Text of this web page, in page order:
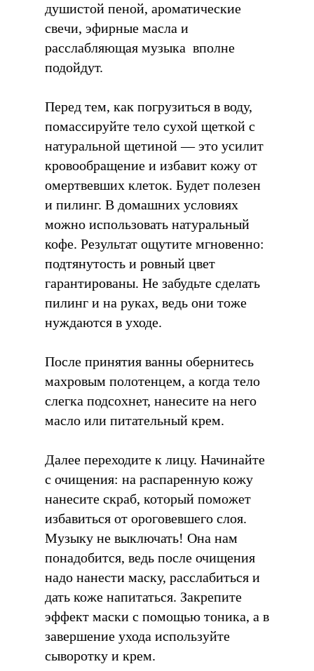
душистой пеной, ароматические
свечи, эфирные масла и
расслабляющая музыка вполне
подойдут.
Перед тем, как погрузиться в воду,
помассируйте тело сухой щеткой с
натуральной щетиной — это усилит
кровообращение и избавит кожу от
омертвевших клеток. Будет полезен
и пилинг. В домашних условиях
можно использовать натуральный
кофе. Результат ощутите мгновенно:
подтянутость и ровный цвет
гарантированы. Не забудьте сделать
пилинг и на руках, ведь они тоже
нуждаются в уходе.
После принятия ванны обернитесь
махровым полотенцем, а когда тело
слегка подсохнет, нанесите на него
масло или питательный крем.
Далее переходите к лицу. Начинайте
с очищения: на распаренную кожу
нанесите скраб, который поможет
избавиться от ороговевшего слоя.
Музыку не выключать! Она нам
понадобится, ведь после очищения
надо нанести маску, расслабиться и
дать коже напитаться. Закрепите
эффект маски с помощью тоника, а в
завершение ухода используйте
сыворотку и крем.